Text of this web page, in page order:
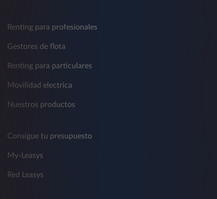
Renting para profesionales
Gestores de flota
Renting para particulares
Movilidad electrica
Nuestros productos
Consigue tu presupuesto
My-Leasys
Red Leasys